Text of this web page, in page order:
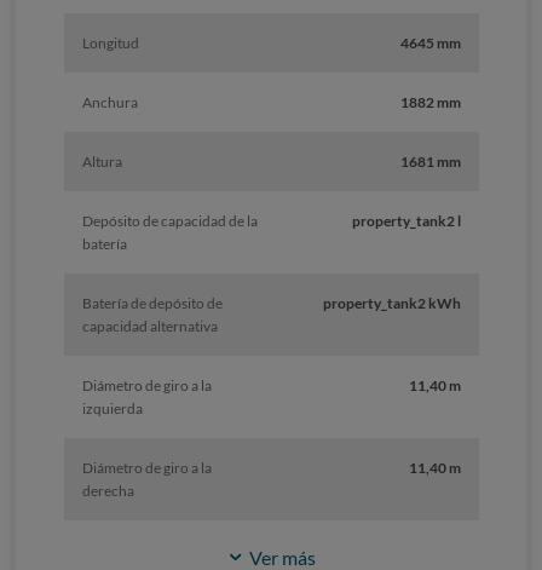
Longitud 4645 mm
Anchura 1882 mm
Altura 1681 mm
Depósito de capacidad de la
batería
property_tank2 l
Batería de depósito de
capacidad alternativa
property_tank2 kWh
Diámetro de giro a la
izquierda
11,40 m
Diámetro de giro a la
derecha
11,40 m
Ver más